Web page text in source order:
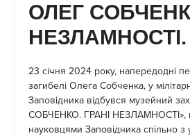
ОЛЕГ
НЕЗЛАМНОСТІ.
23 січня 2024 року, напередодні
загибелі Олега Собченка, у
Заповідника відбувся музейний
СОБЧЕНКО. ГРАНІ НЕЗЛАМНОСТІ»,
науковцями Заповідника спільно